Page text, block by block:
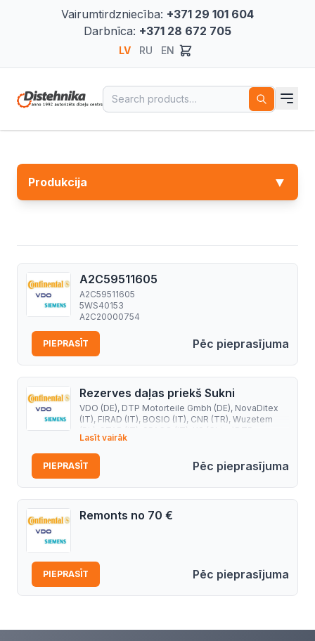
Vairumtirdzniecība: +371 29 101 604
Darbnīca: +371 28 672 705
LV RU EN
Search for:
Produkcija ▼
A2C59511605
A2C59511605
5WS40153
A2C20000754
Pēc pieprasījuma
PIEPRASĪT
Rezerves daļas priekš Sukni
VDO (DE), DTP Motorteile Gmbh (DE), NovaDitex
(IT), FIRAD (IT), BOSIO (IT), CNR (TR), Wuzetem
(PL), STAR (IT), SPACO (IT), KS (China)DTP
Motorteile Gmbh (DE), NovaDitex (IT), FIRAD (IT),
BOSIO (IT), Wuzetem (PL), STAR (IT), SPACO (IT),
CNR (TR), KS (China)
Lasīt vairāk
Pēc pieprasījuma
PIEPRASĪT
Remonts no 70 €
Pēc pieprasījuma
PIEPRASĪT